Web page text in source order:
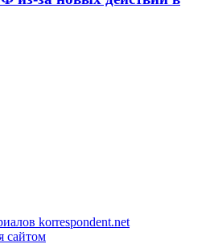
korrespondent.net
сайтом